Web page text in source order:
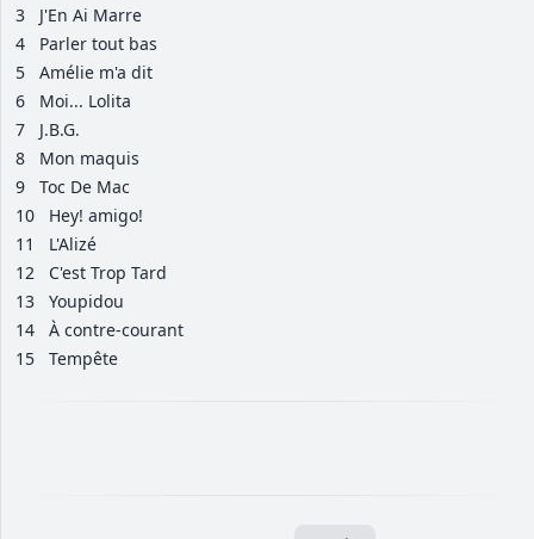
3
J'En Ai Marre
4
Parler tout bas
5
Amélie m'a dit
6
Moi... Lolita
7
J.B.G.
8
Mon maquis
9
Toc De Mac
10
Hey! amigo!
11
L'Alizé
12
C'est Trop Tard
13
Youpidou
14
À contre-courant
15
Tempête